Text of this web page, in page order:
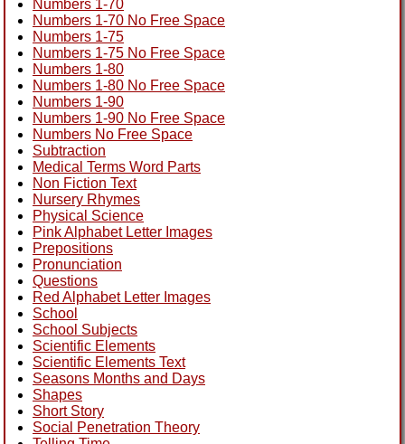
Numbers 1-70
Numbers 1-70 No Free Space
Numbers 1-75
Numbers 1-75 No Free Space
Numbers 1-80
Numbers 1-80 No Free Space
Numbers 1-90
Numbers 1-90 No Free Space
Numbers No Free Space
Subtraction
Medical Terms Word Parts
Non Fiction Text
Nursery Rhymes
Physical Science
Pink Alphabet Letter Images
Prepositions
Pronunciation
Questions
Red Alphabet Letter Images
School
School Subjects
Scientific Elements
Scientific Elements Text
Seasons Months and Days
Shapes
Short Story
Social Penetration Theory